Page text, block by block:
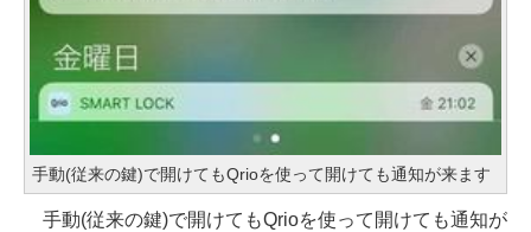
手動(従来の鍵)で開けてもQrioを使って開けても通知が来ます
手動(従来の鍵)で開けてもQrioを使って開けても通知が